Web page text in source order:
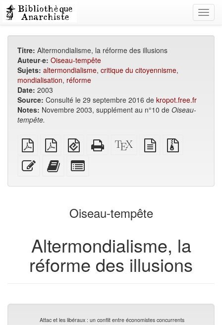
Titre: Altermondialisme, la réforme des illusions
Auteur·e: Oiseau-tempête
Sujets: altermondialisme, critique du citoyennisme,
mondialisation, réforme
Date: 2003
Source: Consulté le 29 septembre 2016 de kropot.free.fr
Notes: Novembre 2003, supplément au n°10 de Oiseau-
tempête.
PDF
brut
PDF
A4
imposé
EPUB
(pour
appareils
mobiles)
HTML
autonome
Source
XeLaTeX
texte
source
Modifier
ce
Ajouter
ce
au
de
livres
parties
le
générateur
Oiseau-tempête
Altermondialisme, la
réforme des illusions
Attac et les libéraux : un conflit entre économistes concurrents